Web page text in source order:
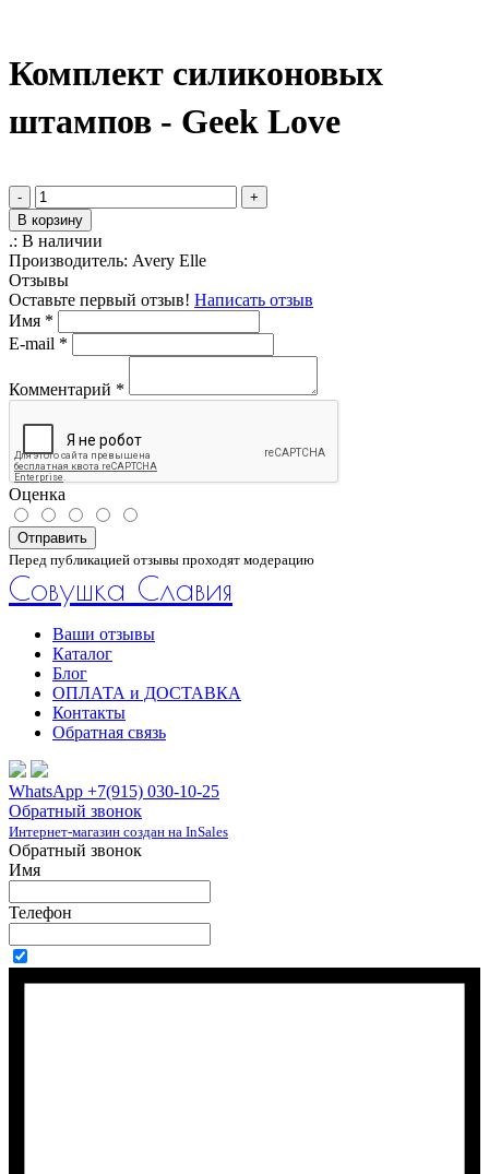
Комплект силиконовых
штампов - Geek Love
-
+
В корзину
.: В наличии
Производитель: Avery Elle
Отзывы
Оставьте первый отзыв! Написать отзыв
Имя *
E-mail *
Комментарий *
Оценка
Отправить
Перед публикацией отзывы проходят модерацию
Совушка Славия
Ваши отзывы
Каталог
Блог
ОПЛАТА и ДОСТАВКА
Контакты
Обратная связь
WhatsApp +7(915) 030-10-25
Обратный звонок
Интернет-магазин создан на InSales
Обратный звонок
Имя
Телефон